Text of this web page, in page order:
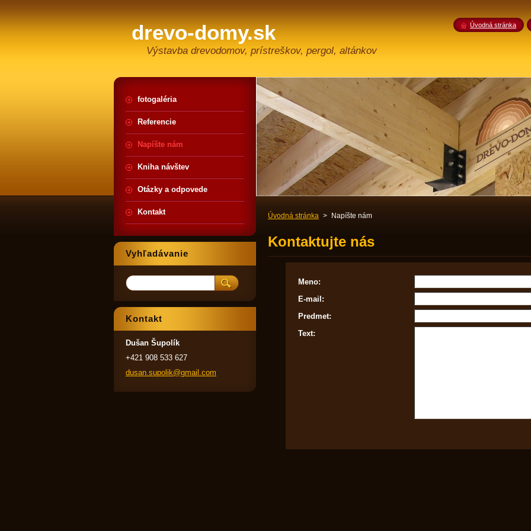
drevo-domy.sk
Výstavba drevodomov, prístreškov, pergol, altánkov
Úvodná stránka > Napíšte nám
Kontaktujte nás
Meno:
E-mail:
Predmet:
Text:
fotogaléria
Referencie
Napíšte nám
Kniha návštev
Otázky a odpovede
Kontakt
Vyhľadávanie
Kontakt
Dušan Šupolík
+421 908 533 627
dusan.supolik@gmail.com
Úvodná stránka